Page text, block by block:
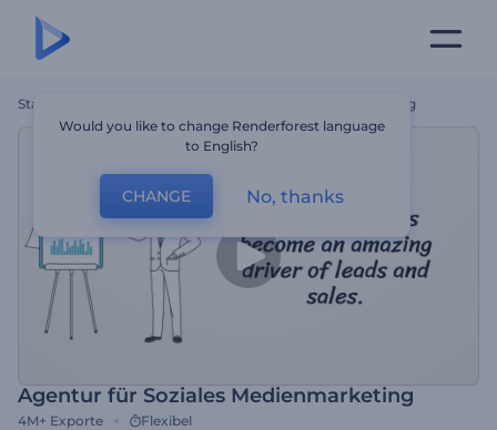
Startseite Agentur Für Soziales Medienmarketing
Agentur für Soziales Medienmarketing
4M+ Exporte Flexibel
Would you like to change Renderforest language
to English?
CHANGE No, thanks